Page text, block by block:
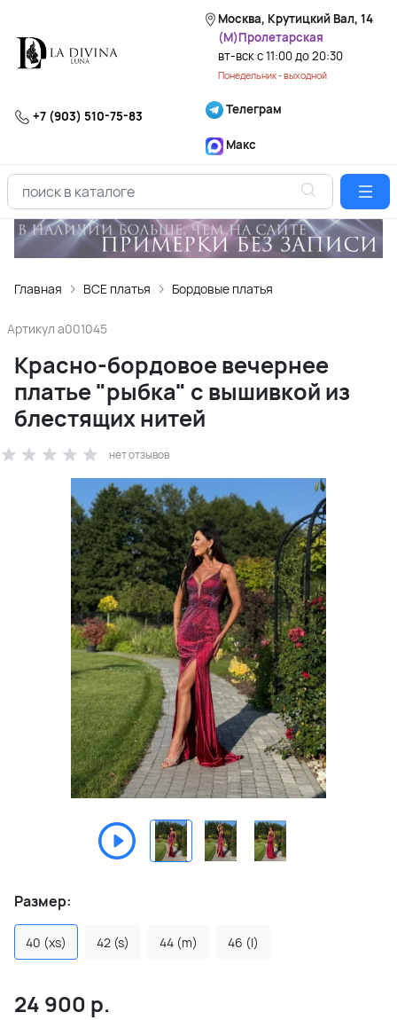
Москва, Крутицкий Вал, 14
(М)Пролетарская
вт-вск с 11:00 до 20:30
Понедельник - выходной
+7 (903) 510-75-83 Телеграм
Макс
Главная ВСЕ платья Бордовые платья
Артикул a001045
Красно-бордовое вечернее
платье "рыбка" с вышивкой из
блестящих нитей
нет отзывов
Размер:
40 (xs) 42 (s) 44 (m) 46 (l)
24 900 р.